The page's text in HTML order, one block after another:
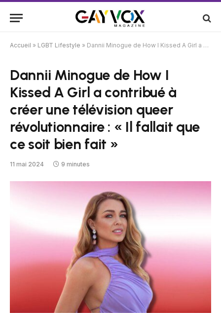
Accueil » LGBT Lifestyle » Dannii Minogue de How I Kissed A Girl a contribué à créer une télévision queer révolutionnaire : « Il fallait que ce soit bien fait »
Dannii Minogue de How I
Kissed A Girl a contribué à
créer une télévision queer
révolutionnaire : « Il fallait que
ce soit bien fait »
11 mai 2024 9 minutes